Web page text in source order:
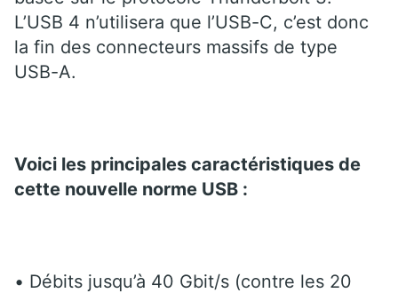
L’USB 4 n’utilisera que l’USB-C, c’est donc
la fin des connecteurs massifs de type
USB-A.
Voici les principales caractéristiques de
cette nouvelle norme USB :
• Débits jusqu’à 40 Gbit/s (contre les 20